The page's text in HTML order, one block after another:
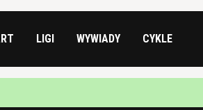
LIGI WYWIADY CYKLE